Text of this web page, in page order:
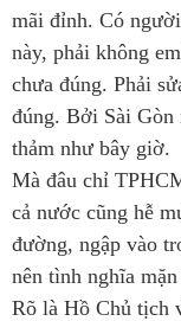
mãi đỉnh. Có
này, phải không
chưa đúng. Phải
đúng. Bởi Sài Gòn
thảm như bây giờ.
Mà đâu chỉ
cả nước cũng hễ
đường, ngập vào
nên tình nghĩa
Rõ là Hồ Chủ tịch